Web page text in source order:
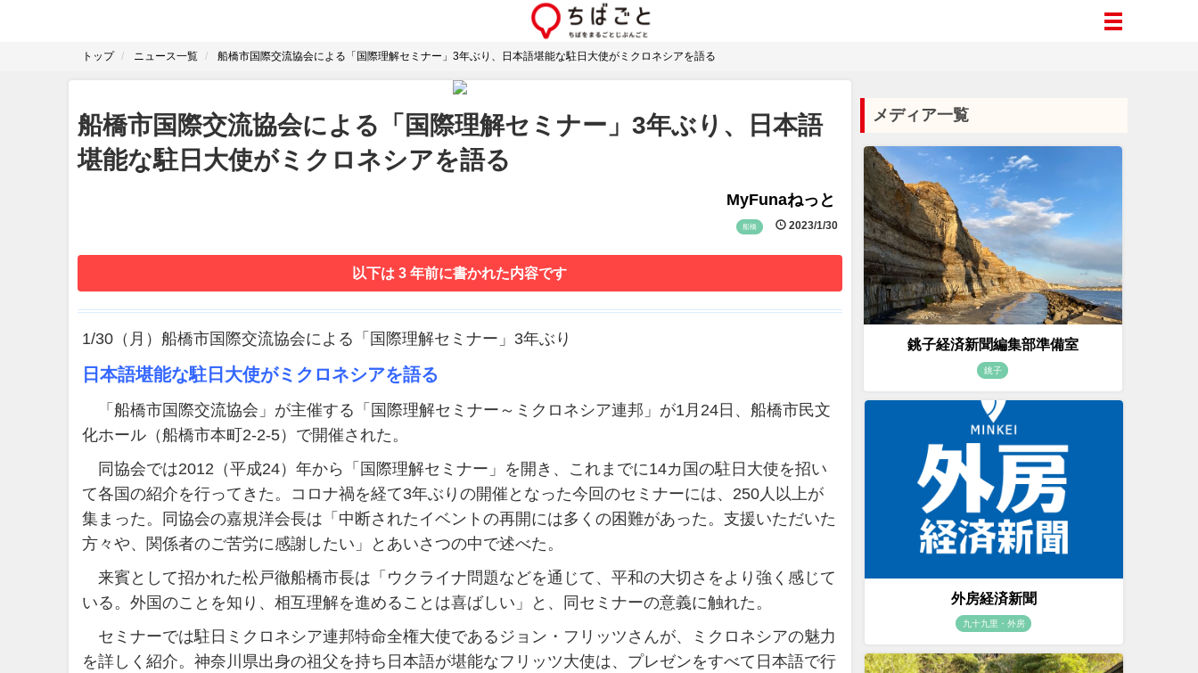
トップ ニュース一覧 船橋市国際交流協会による「国際理解セミナー」3年ぶり、日本語堪能な駐日大使がミクロネシアを語る
船橋市国際交流協会による「国際理解セミナー」3年ぶり、日本語
堪能な駐日大使がミクロネシアを語る
MyFunaねっと
船橋 2023/1/30
以下は 3 年前に書かれた内容です
1/30（月）船橋市国際交流協会による「国際理解セミナー」3年ぶり
日本語堪能な駐日大使がミクロネシアを語る
「船橋市国際交流協会」が主催する「国際理解セミナー～ミクロネシア連邦」が1月24日、船橋市民文
化ホール（船橋市本町2-2-5）で開催された。
同協会では2012（平成24）年から「国際理解セミナー」を開き、これまでに14カ国の駐日大使を招い
て各国の紹介を行ってきた。コロナ禍を経て3年ぶりの開催となった今回のセミナーには、250人以上が
集まった。同協会の嘉規洋会長は「中断されたイベントの再開には多くの困難があった。支援いただいた
方々や、関係者のご苦労に感謝したい」とあいさつの中で述べた。
来賓として招かれた松戸徹船橋市長は「ウクライナ問題などを通じて、平和の大切さをより強く感じて
いる。外国のことを知り、相互理解を進めることは喜ばしい」と、同セミナーの意義に触れた。
セミナーでは駐日ミクロネシア連邦特命全権大使であるジョン・フリッツさんが、ミクロネシアの魅力
を詳しく紹介。神奈川県出身の祖父を持ち日本語が堪能なフリッツ大使は、プレゼンをすべて日本語で行
メディア一覧
銚子経済新聞編集部準備室
銚子
外房経済新聞
九十九里・外房